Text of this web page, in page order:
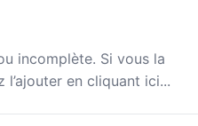
incomplète. Si vous la
l’ajouter en cliquant ici...